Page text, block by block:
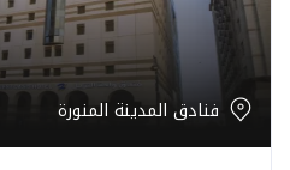
فنادق المدينة المنورة